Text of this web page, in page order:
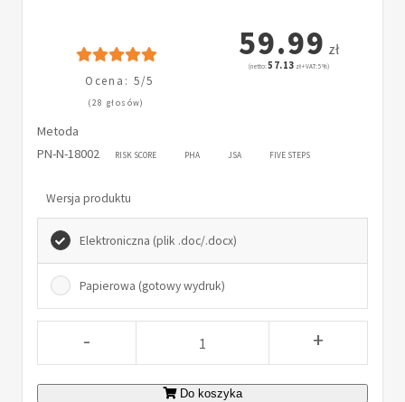
Ocena: 5/5
(28 głosów)
59.99 zł
(netto:57.13 zł + VAT: 5%)
Metoda
PN-N-18002
RISK SCORE PHA JSA FIVE STEPS
Wersja produktu
Elektroniczna (plik .doc/.docx)
Papierowa (gotowy wydruk)
- +
Do koszyka